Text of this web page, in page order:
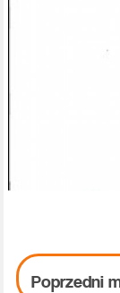
Poprzedni